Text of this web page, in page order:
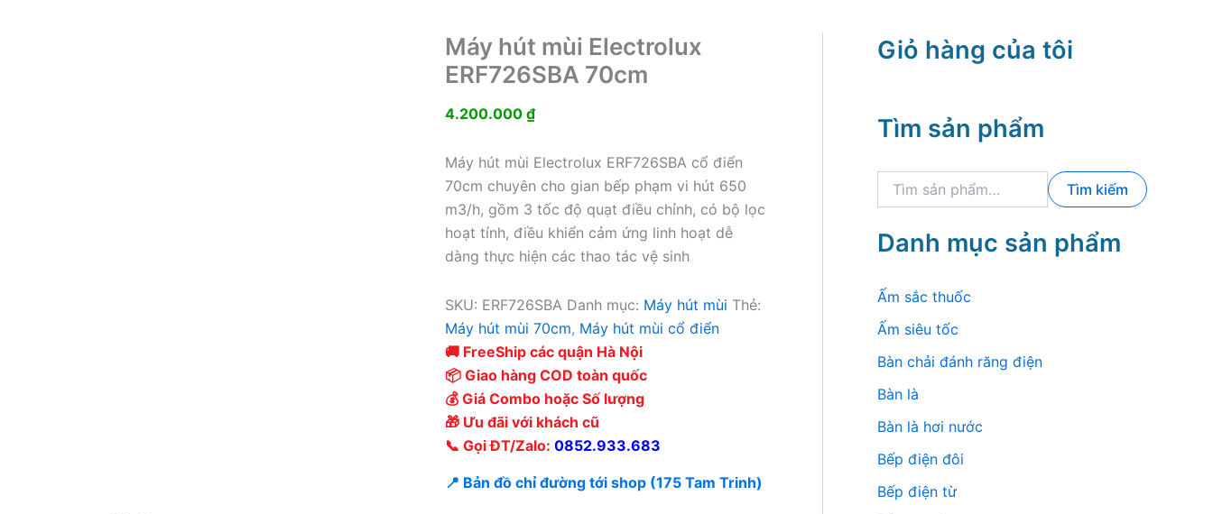
Máy hút mùi Electrolux
ERF726SBA 70cm
4.200.000 ₫
Máy hút mùi Electrolux ERF726SBA cổ điển
70cm chuyên cho gian bếp phạm vi hút 650
m3/h, gồm 3 tốc độ quạt điều chỉnh, có bộ lọc
hoạt tính, điều khiển cảm ứng linh hoạt dễ
dàng thực hiện các thao tác vệ sinh
SKU: ERF726SBA Danh mục: Máy hút mùi Thẻ:
Máy hút mùi 70cm, Máy hút mùi cổ điển
🚚 FreeShip các quận Hà Nội
📦 Giao hàng COD toàn quốc
💰 Giá Combo hoặc Số lượng
🎁 Ưu đãi với khách cũ
📞 Gọi ĐT/Zalo: 0852.933.683
📍 Bản đồ chỉ đường tới shop (175 Tam Trinh)
Giỏ hàng của tôi
Tìm sản phẩm
k
m
:
Tìm kiếm
Danh mục sản phẩm
Ấm sắc thuốc
Ấm siêu tốc
Bàn chải đánh răng điện
Bàn là
Bàn là hơi nước
Bếp điện đôi
Bếp điện từ